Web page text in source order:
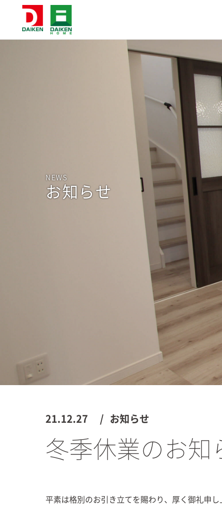
NEWS
お知らせ
21.12.27 お知らせ
冬季休業のお知
平素は格別のお引き立てを賜わり、厚く御礼申し